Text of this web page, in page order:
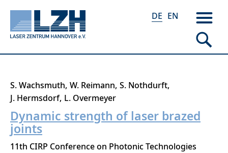
Direkt
zum
Inhalt
DE EN
S. Wachsmuth W. Reimann S. Nothdurft
J. Hermsdorf L. Overmeyer
Dynamic strength of laser brazed
joints
11th CIRP Conference on Photonic Technologies